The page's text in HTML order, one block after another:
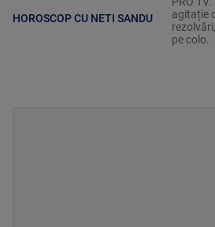
HOROSCOP CU NETI SANDU
agitație
pe colo.